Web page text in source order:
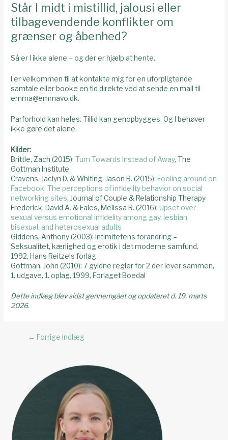
Står I midt i mistillid, jalousi eller
tilbagevendende konflikter om
grænser og åbenhed?
Så er I ikke alene – og der er hjælp at hente.
I er velkommen til at kontakte mig for en uforpligtende
samtale eller booke en tid direkte ved at sende en mail til
emma@emmavo.dk.
Parforhold kan heles. Tillid kan genopbygges. Og I behøver
ikke gøre det alene.
Kilder:
Brittle, Zach (2015):Turn Towards Instead of Away, The
Gottman Institute
Cravens, Jaclyn D. & Whiting, Jason B. (2015):Fooling around on
Facebook: The perceptions of infidelity behavior on social
networking sites, Journal of Couple & Relationship Therapy
Frederick, David A. & Fales, Melissa R. (2016): Upset over
sexual versus emotional infidelity among gay, lesbian,
bisexual, and heterosexual adults
Giddens, Anthony (2003): Intimitetens forandring –
Seksualitet, kærlighed og erotik i det moderne samfund,
1992, Hans Reitzels forlag
Gottman, John (2010): 7 gyldne regler for 2 der lever sammen,
1. udgave, 1. oplag, 1999, Forlaget Boedal
Dette indlæg blev sidst gennemgået og opdateret d. 19. marts
2026.
Indlægsnavigation
← Forrige Indlæg